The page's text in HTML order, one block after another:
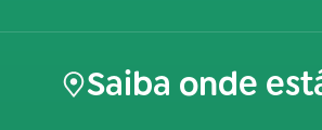
Saiba onde